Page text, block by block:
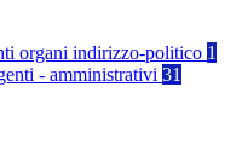
organi indirizzo-politico 1
- amministrativi 31